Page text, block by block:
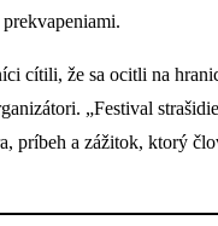
cítili, že sa ocitli na
„Festival
príbeh a zážitok, ktorý